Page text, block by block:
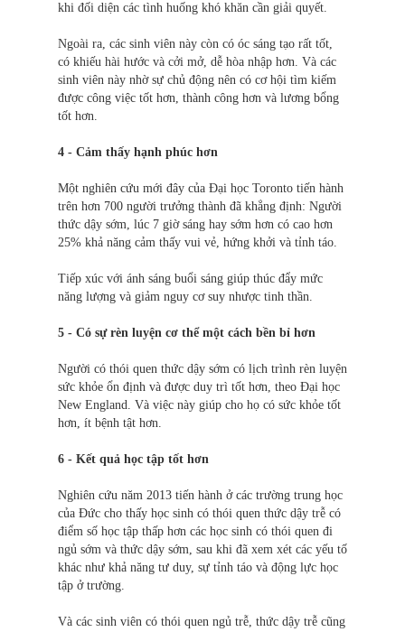
khi đối diện các tình huống khó khăn cần giải quyết.
Ngoài ra, các sinh viên này còn có óc sáng tạo rất tốt,
có khiếu hài hước và cởi mở, dễ hòa nhập hơn. Và các
sinh viên này nhờ sự chủ động nên có cơ hội tìm kiếm
được công việc tốt hơn, thành công hơn và lương bổng
tốt hơn.
4 - Cảm thấy hạnh phúc hơn
Một nghiên cứu mới đây của Đại học Toronto tiến hành
trên hơn 700 người trưởng thành đã khẳng định: Người
thức dậy sớm, lúc 7 giờ sáng hay sớm hơn có cao hơn
25% khả năng cảm thấy vui vẻ, hứng khởi và tỉnh táo.
Tiếp xúc với ánh sáng buổi sáng giúp thúc đẩy mức
năng lượng và giảm nguy cơ suy nhược tinh thần.
5 - Có sự rèn luyện cơ thể một cách bền bỉ hơn
Người có thói quen thức dậy sớm có lịch trình rèn luyện
sức khỏe ổn định và được duy trì tốt hơn, theo Đại học
New England. Và việc này giúp cho họ có sức khỏe tốt
hơn, ít bệnh tật hơn.
6 - Kết quả học tập tốt hơn
Nghiên cứu năm 2013 tiến hành ở các trường trung học
của Đức cho thấy học sinh có thói quen thức dậy trễ có
điểm số học tập thấp hơn các học sinh có thói quen đi
ngủ sớm và thức dậy sớm, sau khi đã xem xét các yếu tố
khác như khả năng tư duy, sự tỉnh táo và động lực học
tập ở trường.
Và các sinh viên có thói quen ngủ trễ, thức dậy trễ cũng